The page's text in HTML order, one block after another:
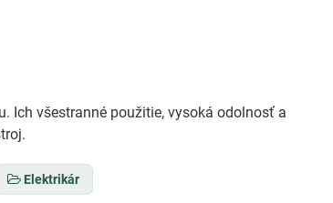
Ich všestranné použitie, vysoká odolnosť a
Elektrikár